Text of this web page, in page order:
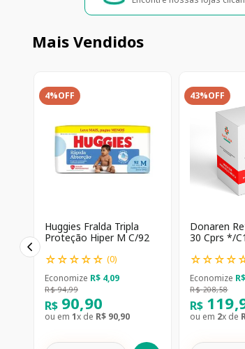
Mais Vendidos
4%OFF
Huggies Fralda Tripla
Proteção Hiper M C/92
☆☆☆☆☆ (0)
Economize R$ 4,09
R$ 94,99
R$ 90,90
ou em 1x de R$ 90,90
43%OFF
Donaren
30 Cprs */C1
☆☆☆☆
Economize R$
R$ 208,58
R$ 119,
ou em 2x de